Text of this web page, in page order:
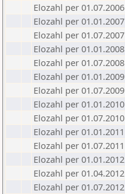
Elozahl per 01.07.2006
Elozahl per 01.01.2007
Elozahl per 01.07.2007
Elozahl per 01.01.2008
Elozahl per 01.07.2008
Elozahl per 01.01.2009
Elozahl per 01.07.2009
Elozahl per 01.01.2010
Elozahl per 01.07.2010
Elozahl per 01.01.2011
Elozahl per 01.07.2011
Elozahl per 01.01.2012
Elozahl per 01.04.2012
Elozahl per 01.07.2012